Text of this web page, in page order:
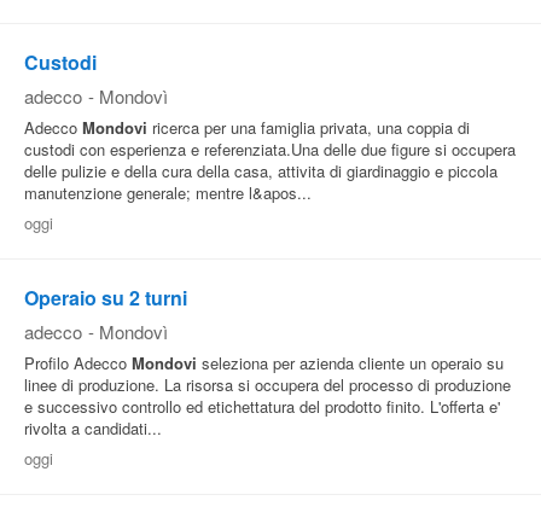
Custodi
adecco - Mondovì
Adecco Mondovi ricerca per una famiglia privata, una coppia di
custodi con esperienza e referenziata.Una delle due figure si occupera
delle pulizie e della cura della casa, attivita di giardinaggio e piccola
manutenzione generale; mentre l&apos...
oggi
Operaio su 2 turni
adecco - Mondovì
Profilo Adecco Mondovi seleziona per azienda cliente un operaio su
linee di produzione. La risorsa si occupera del processo di produzione
e successivo controllo ed etichettatura del prodotto finito. L'offerta e'
rivolta a candidati...
oggi